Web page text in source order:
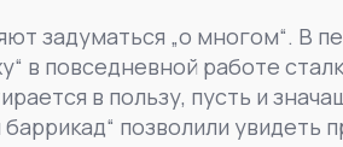
задуматься „о многом“. В
в повседневной работе
в пользу, пусть и
позволили увидеть